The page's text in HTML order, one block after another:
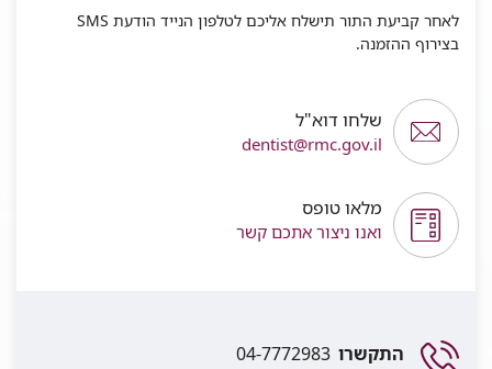
לאחר קביעת התור תישלח אליכם לטלפון הנייד הודעת SMS
בצירוף ההזמנה.
שלחו דוא"ל
dentist@rmc.gov.il
מלאו טופס
ואנו ניצור אתכם קשר
התקשרו 04-7772983